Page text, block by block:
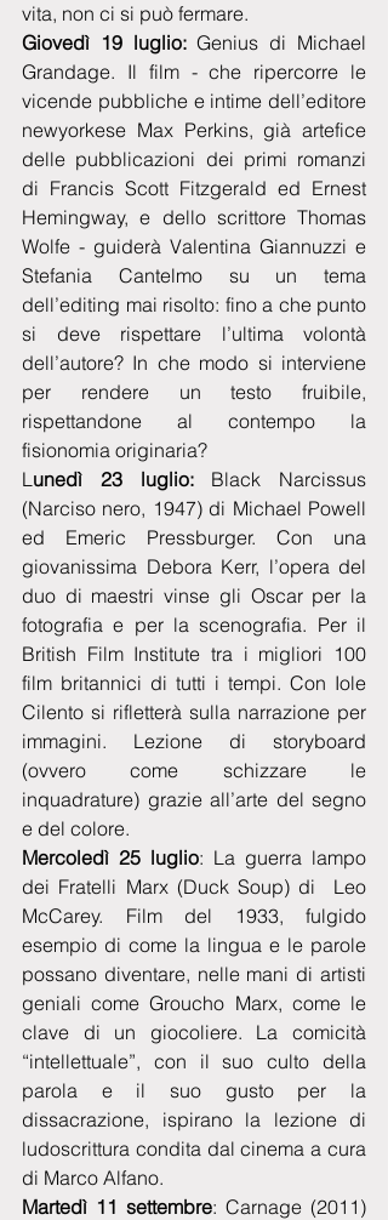
vita, non ci si può fermare.
Giovedì 19 luglio: Genius di Michael
Grandage. Il film - che ripercorre le
vicende pubbliche e intime dell’editore
newyorkese Max Perkins, già artefice
delle pubblicazioni dei primi romanzi
di Francis Scott Fitzgerald ed Ernest
Hemingway, e dello scrittore Thomas
Wolfe - guiderà Valentina Giannuzzi e
Stefania Cantelmo su un tema
dell’editing mai risolto: fino a che punto
si deve rispettare l’ultima volontà
dell’autore? In che modo si interviene
per rendere un testo fruibile,
rispettandone al contempo la
fisionomia originaria?
Lunedì 23 luglio: Black Narcissus
(Narciso nero, 1947) di Michael Powell
ed Emeric Pressburger. Con una
giovanissima Debora Kerr, l’opera del
duo di maestri vinse gli Oscar per la
fotografia e per la scenografia. Per il
British Film Institute tra i migliori 100
film britannici di tutti i tempi. Con Iole
Cilento si rifletterà sulla narrazione per
immagini. Lezione di storyboard
(ovvero come schizzare le
inquadrature) grazie all’arte del segno
e del colore.
Mercoledì 25 luglio: La guerra lampo
dei Fratelli Marx (Duck Soup) di  Leo
McCarey. Film del 1933, fulgido
esempio di come la lingua e le parole
possano diventare, nelle mani di artisti
geniali come Groucho Marx, come le
clave di un giocoliere. La comicità
“intellettuale”, con il suo culto della
parola e il suo gusto per la
dissacrazione, ispirano la lezione di
ludoscrittura condita dal cinema a cura
di Marco Alfano.
Martedì 11 settembre: Carnage (2011)